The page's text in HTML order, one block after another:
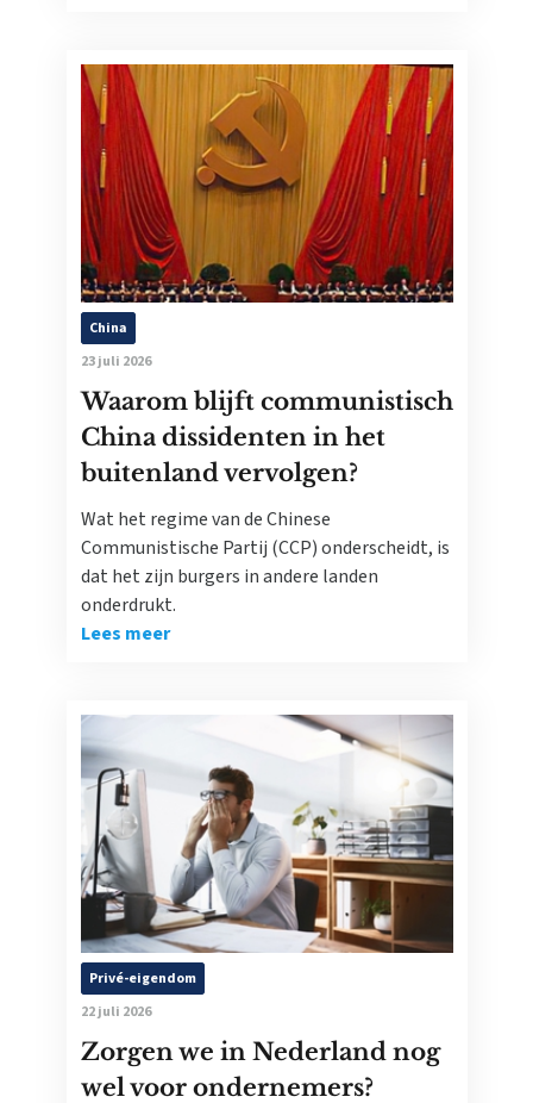
China
23 juli 2026
Waarom blijft communistisch
China dissidenten in het
buitenland vervolgen?
Wat het regime van de Chinese
Communistische Partij (CCP) onderscheidt, is
dat het zijn burgers in andere landen
onderdrukt.
Lees meer
Privé-eigendom
22 juli 2026
Zorgen we in Nederland nog
wel voor ondernemers?